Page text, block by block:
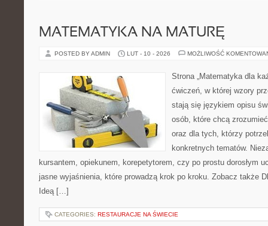
MATEMATYKA NA MATURĘ
POSTED BY ADMIN LUT - 10 - 2026 MOŻLIWOŚĆ
Strona „Matematyka dla
ćwiczeń, w której wzory
stają się językiem opisu
osób, które chcą
oraz dla tych, którzy
konkretnych tematów.
kursantem, opiekunem, korepetytorem, czy po prostu dorosłym
jasne wyjaśnienia, które prowadzą krok po kroku. Zobacz także
Ideą […]
CATEGORIES: RESTAURACJE NA ŚWIECIE